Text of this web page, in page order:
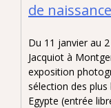
de
Du 11 janvier au
Jacquiot à
exposition
sélection des plus
Egypte (entrée